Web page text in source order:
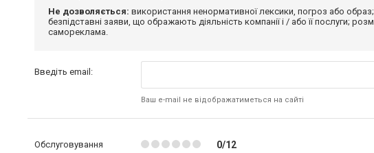
Не дозволяється: використання ненормативної лексики, погроз або
безпідставні заяви, що ображають діяльність компанії і / або її послуги;
самореклама.
Введіть email:
Ваш e-mail не відображатиметься на сайті
Обслуговування 0/12